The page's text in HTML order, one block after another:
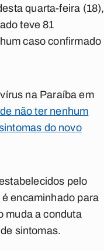
quarta-feira (18),
teve 81
caso confirmado
na Paraíba em
não ter nenhum
do novo
pelo
encaminhado para
muda a conduta
sintomas.